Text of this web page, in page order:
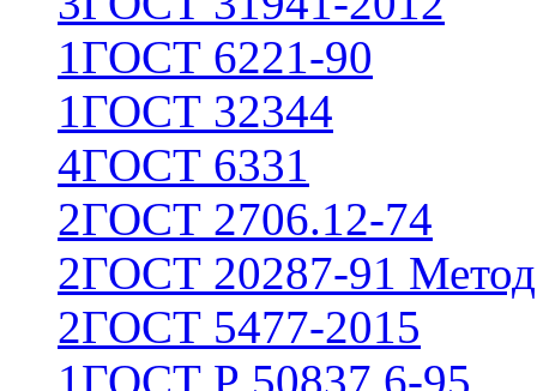
1ГОСТ 6221-90
1ГОСТ 32344
4ГОСТ 6331
2ГОСТ 2706.12-74
2ГОСТ 20287-91
2ГОСТ 5477-2015